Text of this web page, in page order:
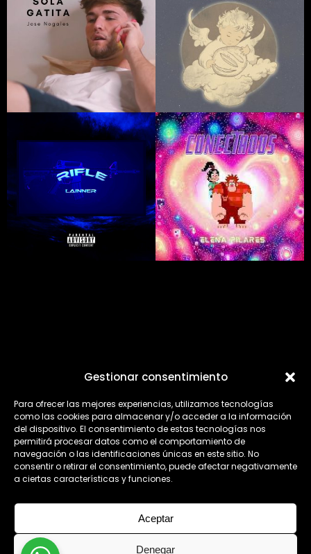
Gestionar consentimiento
Para ofrecer las mejores experiencias, utilizamos tecnologías
como las cookies para almacenar y/o acceder a la información
del dispositivo. El consentimiento de estas tecnologías nos
permitirá procesar datos como el comportamiento de
navegación o las identificaciones únicas en este sitio. No
consentir o retirar el consentimiento, puede afectar negativamente
a ciertas características y funciones.
Aceptar
Denegar
INSTAGRAM
YOUTUBE
SPOTIFY
AVISO LEGAL POLÍTICA DE PRIVACIDAD